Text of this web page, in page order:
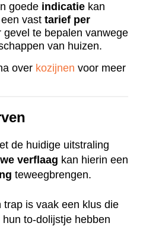
goede indicatie kan
vast tarief per
gevel te bepalen vanwege
van huizen.
over kozijnen voor meer
de huidige uitstraling
verflaag kan hierin een
teweegbrengen.
is vaak een klus die
to-dolijstje hebben